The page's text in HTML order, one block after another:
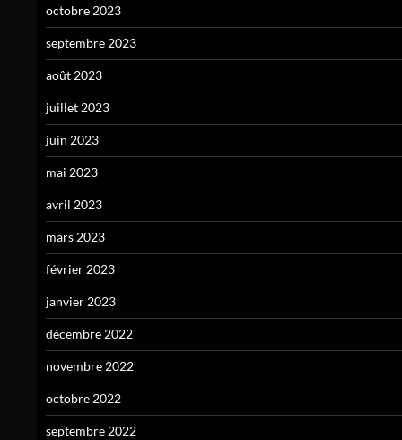
octobre 2023
septembre 2023
août 2023
juillet 2023
juin 2023
mai 2023
avril 2023
mars 2023
février 2023
janvier 2023
décembre 2022
novembre 2022
octobre 2022
septembre 2022